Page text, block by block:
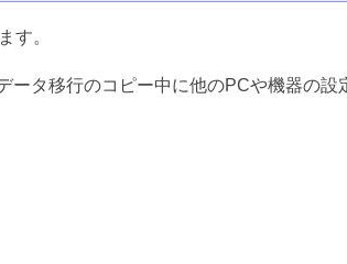
す。
タ移行のコピー中に他のPCや機器の設